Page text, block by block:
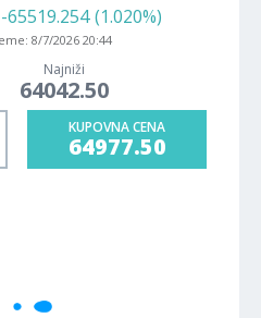
-65519.254 (1.020%)
8/7/2026 20:44
Najniži
64042.50
KUPOVNA CENA
64977.50